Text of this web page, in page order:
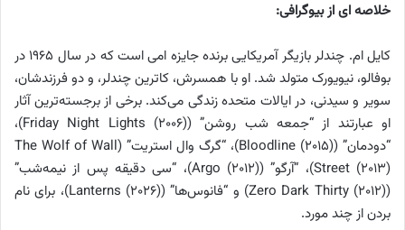
خلاصه ای از بیوگرافی:
کایل ام. چندلر بازیگر آمریکایی برنده جایزه امی است که در سال ۱۹۶۵ در
بوفالو، نیویورک متولد شد. او با همسرش، کاترین چندلر، و دو فرزندشان،
سویر و سیدنی، در ایالات متحده زندگی می‌کند. برخی از برجسته‌ترین آثار
او عبارتند از “جمعه شب روشن” (Friday Night Lights (۲۰۰۶))،
“دودمان” (Bloodline (۲۰۱۵))، “گرگ وال استریت” (The Wolf of Wall
Street (۲۰۱۳))، “آرگو” (Argo (۲۰۱۲))، “سی دقیقه پس از نیمه‌شب”
(Zero Dark Thirty (۲۰۱۲)) و “فانوس‌ها” (Lanterns (۲۰۲۶))، برای نام
بردن از چند مورد.